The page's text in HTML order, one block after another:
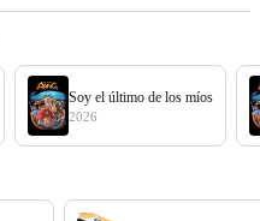
Soy el último de los míos
2026